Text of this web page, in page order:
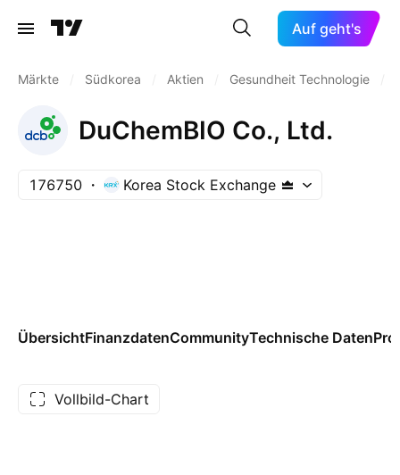
Auf geht's
Märkte Südkorea Aktien Gesundheit Technologie
DuChemBIO Co., Ltd.
176750 Korea Stock Exchange
ÜbersichtFinanzdatenCommunityTechnische Daten
Vollbild-Chart